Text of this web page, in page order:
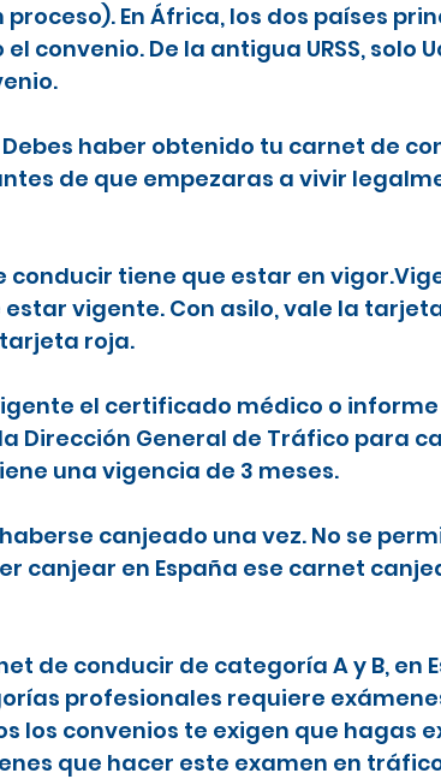
En África, los dos países
convenio. De la antigua URSS, solo
Debes haber obtenido tu carnet de
de que empezaras a vivir
conducir tiene que estar en
vigente. Con asilo, vale la
roja.
el certificado médico o
Dirección General de Tráfico para
una vigencia de 3 meses.
canjeado una vez. No se
canjear en España ese carnet
de conducir de categoría A y B, en
profesionales requiere
convenios te exigen que hagas
que hacer este examen en